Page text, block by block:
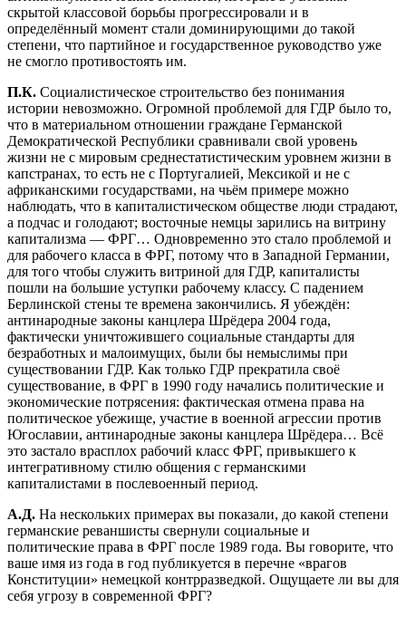
скрытой классовой борьбы прогрессировали и в
определённый момент стали доминирующими до такой
степени, что партийное и государственное руководство уже
не смогло противостоять им.
П.К. Социалистическое строительство без понимания
истории невозможно. Огромной проблемой для ГДР было то,
что в материальном отношении граждане Германской
Демократической Республики сравнивали свой уровень
жизни не с мировым среднестатистическим уровнем жизни в
капстранах, то есть не с Португалией, Мексикой и не с
африканскими государствами, на чьём примере можно
наблюдать, что в капиталистическом обществе люди страдают,
а подчас и голодают; восточные немцы зарились на витрину
капитализма — ФРГ… Одновременно это стало проблемой и
для рабочего класса в ФРГ, потому что в Западной Германии,
для того чтобы служить витриной для ГДР, капиталисты
пошли на большие уступки рабочему классу. С падением
Берлинской стены те времена закончились. Я убеждён:
антинародные законы канцлера Шрёдера 2004 года,
фактически уничтожившего социальные стандарты для
безработных и малоимущих, были бы немыслимы при
существовании ГДР. Как только ГДР прекратила своё
существование, в ФРГ в 1990 году начались политические и
экономические потрясения: фактическая отмена права на
политическое убежище, участие в военной агрессии против
Югославии, антинародные законы канцлера Шрёдера… Всё
это застало врасплох рабочий класс ФРГ, привыкшего к
интегративному стилю общения с германскими
капиталистами в послевоенный период.
А.Д. На нескольких примерах вы показали, до какой степени
германские реваншисты свернули социальные и
политические права в ФРГ после 1989 года. Вы говорите, что
ваше имя из года в год публикуется в перечне «врагов
Конституции» немецкой контрразведкой. Ощущаете ли вы для
себя угрозу в современной ФРГ?